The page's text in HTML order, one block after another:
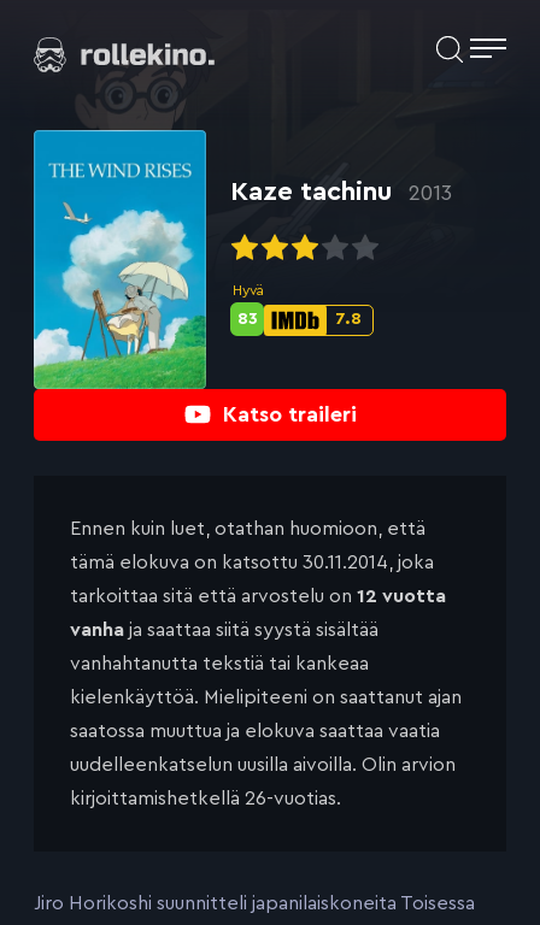
suoraan
sisältöön
Elokuvat ja elokuva-arviot | Rollekino.fi
Fiilistelyä
lopputekstien
Katso traileri
Kaze tachinu 2013
Hyvä
IMDb-
7.8
Metascore-
83
Ennen kuin luet, otathan huomioon, että
tämä elokuva on katsottu 30.11.2014, joka
tarkoittaa sitä että arvostelu on 12 vuotta
vanha ja saattaa siitä syystä sisältää
vanhahtanutta tekstiä tai kankeaa
kielenkäyttöä. Mielipiteeni on saattanut ajan
saatossa muuttua ja elokuva saattaa vaatia
uudelleenkatselun uusilla aivoilla. Olin arvion
kirjoittamishetkellä 26-vuotias.
Jiro Horikoshi suunnitteli japanilaiskoneita Toisessa